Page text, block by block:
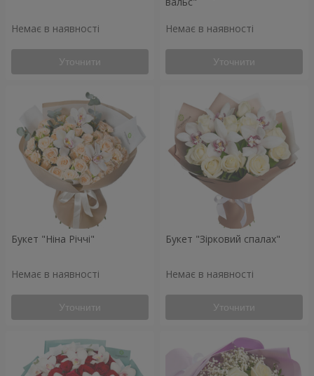
Немає в наявності
Уточнити
Немає в наявності
Уточнити
Букет "Ніна Річчі"
Немає в наявності
Уточнити
Букет "Зірковий спалах"
Немає в наявності
Уточнити